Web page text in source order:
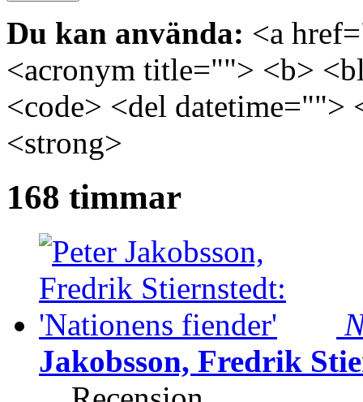
Du kan använda: <a
<acronym title=""> <b>
<code> <del
<strong>
168 timmar
Jakobsson, Fredrik